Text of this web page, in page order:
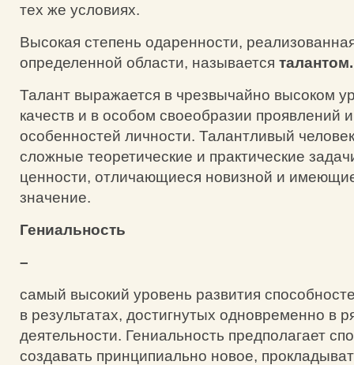
тех же условиях.
Высокая степень одаренности,
определенной области, называется талантом.
Талант выражается в чрезвычайно высоком
качеств и в особом своеобразии проявлений
особенностей личности. Талантливый
сложные теоретические и практические
ценности, отличающиеся новизной и
значение.
Гениальность
–
самый высокий уровень развития
в результатах, достигнутых одновременно в
деятельности. Гениальность предполагает
создавать принципиально новое,